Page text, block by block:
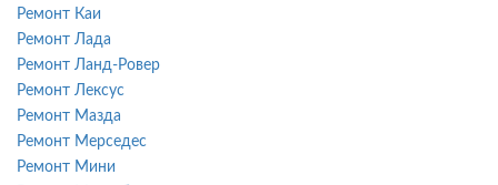
Ремонт Каи
Ремонт Лада
Ремонт Ланд-Ровер
Ремонт Лексус
Ремонт Мазда
Ремонт Мерседес
Ремонт Мини